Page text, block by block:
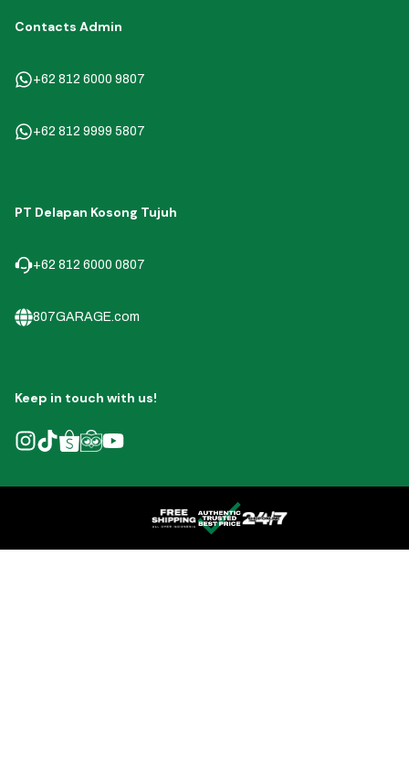
Contacts Admin
+62 812 6000 9807
+62 812 9999 5807
PT Delapan Kosong Tujuh
+62 812 6000 0807
807GARAGE.com
Keep in touch with us!